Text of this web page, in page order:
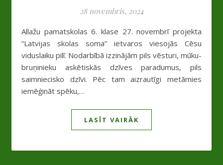
28 novembris, 2024
Allažu pamatskolas 6. klase 27. novembrī projekta
“Latvijas skolas soma” ietvaros viesojās Cēsu
viduslaiku pilī. Nodarbībā izzinājām pils vēsturi, mūku-
bruņinieku askētiskās dzīves paradumus, pils
saimniecisko dzīvi. Pēc tam aizrautīgi metāmies
iemēģināt spēku,…
LASĪT VAIRĀK